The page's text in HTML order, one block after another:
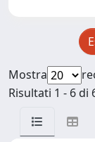
Mostra
Risultati 1 - 6 di